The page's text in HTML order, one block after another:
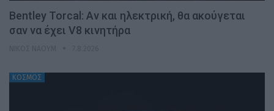
Bentley Torcal: Αν και ηλεκτρική, θα ακούγεται
σαν να έχει V8 κινητήρα
ΚΟΣΜΟΣ